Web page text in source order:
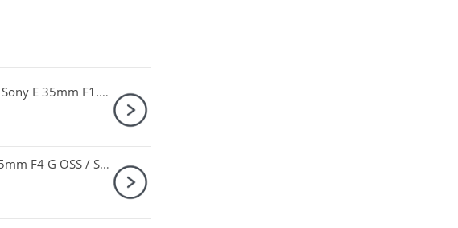
Sony Alpha A6700 Body + Sony E 35mm F1.8 OSS
Ống kính Sony E PZ 18-105mm F4 G OSS / SELP18105G